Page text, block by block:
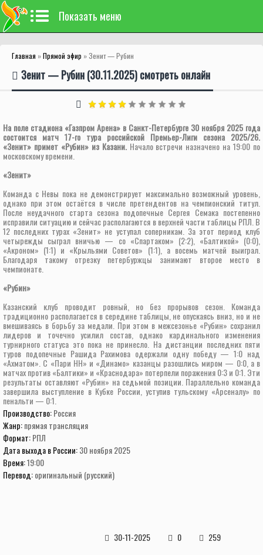
Показать меню
Главная »Прямой эфир » Зенит — Рубин
Зенит — Рубин (30.11.2025) смотреть онлайн
На поле стадиона «Газпром Арена» в Санкт-Петербурге 30 ноября 2025 года
состоится матч 17-го тура российской Премьер-Лиги сезона 2025/26.
«Зенит» примет «Рубин» из Казани.Начало встречи назначено на 19:00 по
московскому времени.
«Зенит»
Команда с Невы пока не демонстрирует максимально возможный уровень,
однако при этом остаётся в числе претендентов на чемпионский титул.
После неудачного старта сезона подопечные Сергея Семака постепенно
исправили ситуацию и сейчас располагаются в верхней части таблицы РПЛ. В
12 последних турах «Зенит» не уступал соперникам. За этот период клуб
четырежды сыграл вничью — со «Спартаком» (2:2), «Балтикой» (0:0),
«Акроном» (1:1) и «Крыльями Советов» (1:1), а восемь матчей выиграл.
Благодаря такому отрезку петербуржцы занимают второе место в
чемпионате.
«Рубин»
Казанский клуб проводит ровный, но без прорывов сезон. Команда
традиционно располагается в середине таблицы, не опускаясь вниз, но и не
вмешиваясь в борьбу за медали. При этом в межсезонье «Рубин» сохранил
лидеров и точечно усилил состав, однако кардинального изменения
турнирного статуса это пока не принесло. На дистанции последних пяти
туров подопечные Рашида Рахимова одержали одну победу — 1:0 над
«Ахматом». С «Пари НН» и «Динамо» казанцы разошлись миром — 0:0, а в
матчах против «Балтики» и «Краснодара» потерпели поражения 0:3 и 0:1. Эти
результаты оставляют «Рубин» на седьмой позиции. Параллельно команда
завершила выступление в Кубке России, уступив тульскому «Арсеналу» по
пенальти — 0:1.
Производство:Россия
Жанр:прямая трансляция
Формат:РПЛ
Дата выхода в России:30 ноября 2025
Время:19:00
Перевод:оригинальный (русский)
30-11-2025 0 259